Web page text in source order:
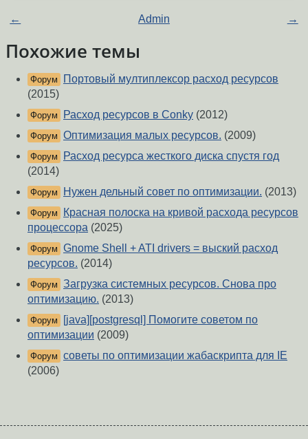
← Admin →
Похожие темы
Форум
Портовый мултиплексор расход ресурсов
(2015)
Форум Расход ресурсов в Conky (2012)
Форум Оптимизация малых ресурсов. (2009)
Форум
Расход ресурса жесткого диска спустя год
(2014)
Форум Нужен дельный совет по оптимизации. (2013)
Форум
Красная полоска на кривой расхода ресурсов
процессора (2025)
Форум Gnome Shell + ATI drivers = выский расход
ресурсов. (2014)
Форум Загрузка системных ресурсов. Снова про
оптимизацию. (2013)
Форум
[java][postgresql] Помогите советом по
оптимизации (2009)
Форум советы по оптимизации жабаскрипта для IE
(2006)